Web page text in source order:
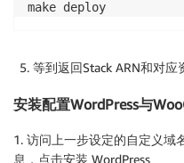
make deploy
等到返回Stack ARN和对
安装配置WordPress与
1. 访问上一步设定的自定义域
息，点击安装 WordPress